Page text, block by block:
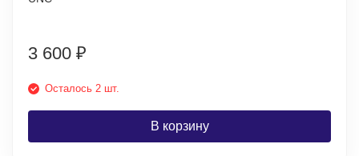
3 600 ₽
Осталось 2 шт.
В корзину